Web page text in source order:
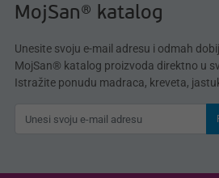
MojSan® katalog
Unesite svoju e-mail adresu i odmah
MojSan® katalog proizvoda direktno u
Istražite ponudu madraca, kreveta,